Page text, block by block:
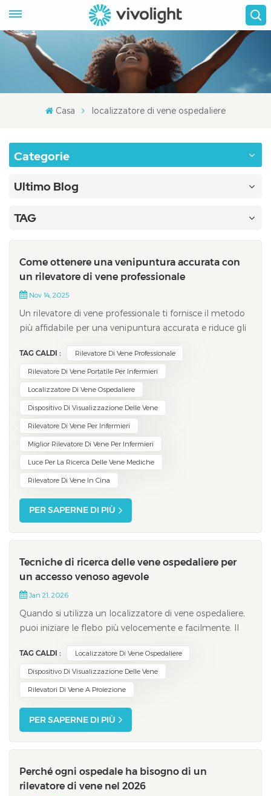
Casa localizzatore di vene ospedaliere
Categorie
Ultimo Blog
TAG
Come ottenere una venipuntura accurata con
un rilevatore di vene professionale
Nov 14, 2025
Un rilevatore di vene professionale ti fornisce il metodo
più affidabile per una venipuntura accurata e riduce gli
Finder, ad esempio, utilizza un'avanzata tecnologia a
infrarossi per proiettare una mappa chiara e in tempo
reale delle ven...
TAG CALDI : Rilevatore Di Vene Professionale
Rilevatore Di Vene Portatile Per Infermieri
Localizzatore Di Vene Ospedaliere
Dispositivo Di Visualizzazione Delle Vene
Rilevatore Di Vene Per Infermieri
Miglior Rilevatore Di Vene Per Infermieri
Luce Per La Ricerca Delle Vene Mediche
Rilevatore Di Vene In Cina
PER SAPERNE DI PIÙ
Tecniche di ricerca delle vene ospedaliere per
un accesso venoso agevole
Jan 21, 2026
Quando si utilizza un localizzatore di vene ospedaliere,
puoi iniziare le flebo più velocemente e facilmente. Il
sottocutanee. Questo aiuta a sapere dove inserire l'ago
prima di iniziare. Aiuta a sbagliare meno iniezioni e fa sì
che i pazienti sentano men...
TAG CALDI : Localizzatore Di Vene Ospedaliere
Dispositivo Di Visualizzazione Delle Vene
Rilevatori Di Vene A Proiezione
PER SAPERNE DI PIÙ
Perché ogni ospedale ha bisogno di un
rilevatore di vene nel 2026